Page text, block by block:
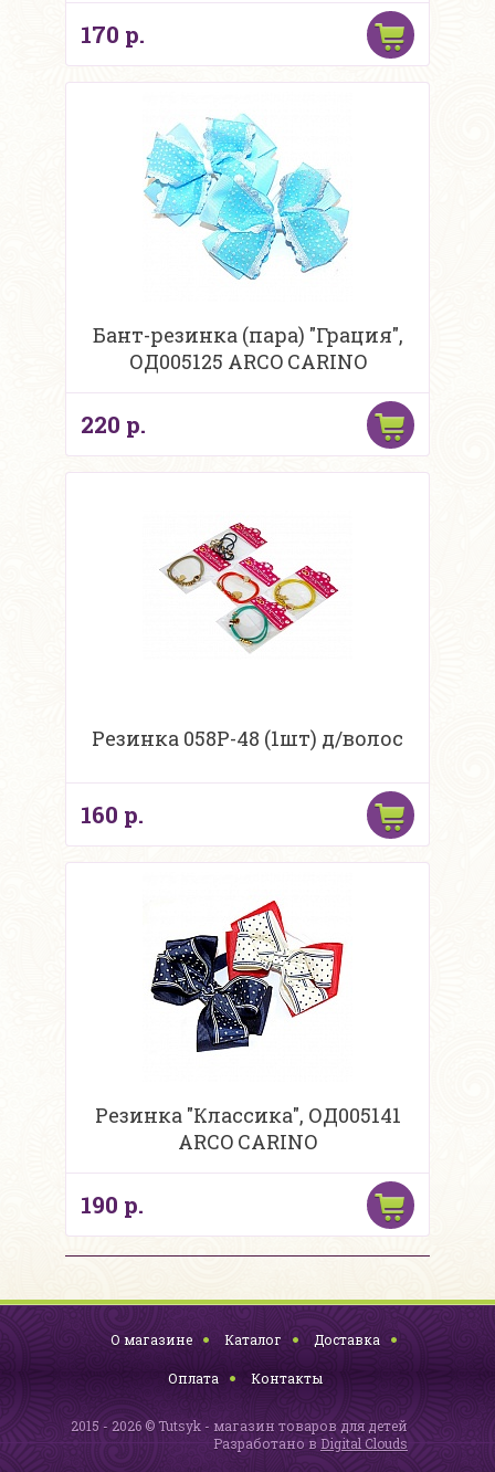
170 р.
Бант-резинка (пара) "Грация",
ОД005125 ARCO CARINO
220 р.
Резинка 058P-48 (1шт) д/волос
160 р.
Резинка "Классика", ОД005141
ARCO CARINO
190 р.
О магазине Каталог Доставка
Оплата Контакты
2015 - 2026 © Tutsyk - магазин товаров для детей
Разработано в Digital Clouds